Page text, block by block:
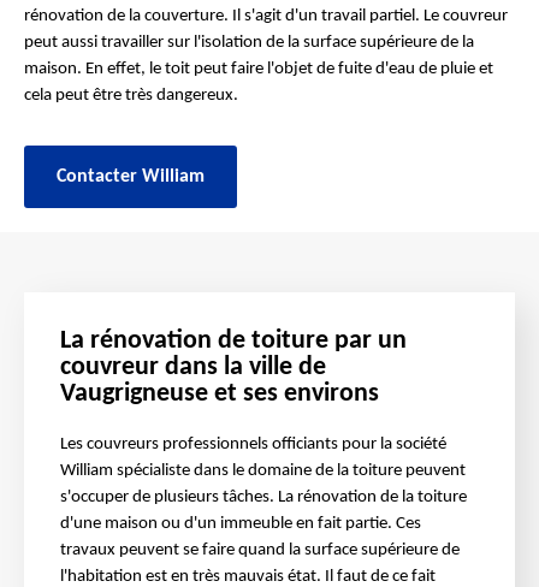
rénovation de la couverture. Il s'agit d'un travail partiel. Le couvreur
peut aussi travailler sur l'isolation de la surface supérieure de la
maison. En effet, le toit peut faire l'objet de fuite d'eau de pluie et
cela peut être très dangereux.
Contacter William
La rénovation de toiture par un
couvreur dans la ville de
Vaugrigneuse et ses environs
Les couvreurs professionnels officiants pour la société
William spécialiste dans le domaine de la toiture peuvent
s'occuper de plusieurs tâches. La rénovation de la toiture
d'une maison ou d'un immeuble en fait partie. Ces
travaux peuvent se faire quand la surface supérieure de
l'habitation est en très mauvais état. Il faut de ce fait